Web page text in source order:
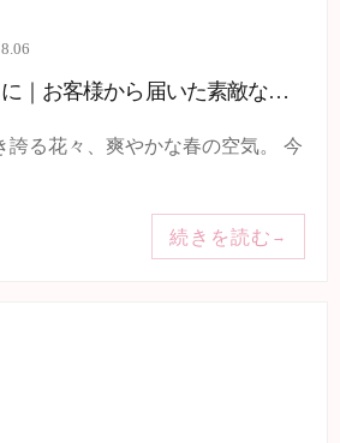
ラブドールとともに｜お客様から届いた素敵な春フォト
誇る花々、爽やかな春の空気。 今
続きを読む →